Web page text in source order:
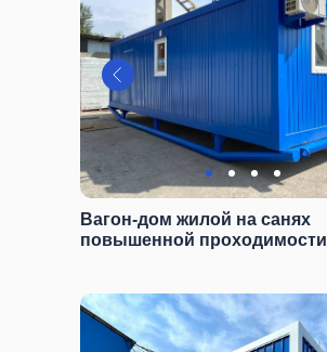
Вагон-дом жилой на санях
повышенной проходимости